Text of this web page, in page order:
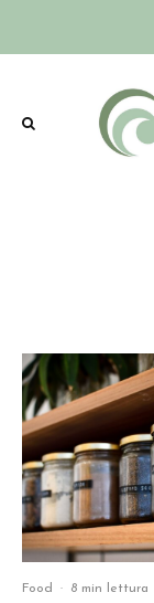
Food · 8 min lettura